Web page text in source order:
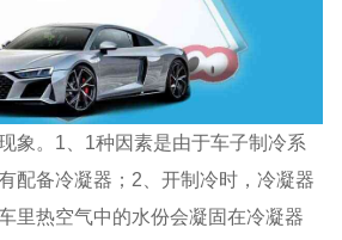
象。1、1种因素是由于车子制冷系
配备冷凝器；2、开制冷时，冷凝器
里热空气中的水份会凝固在冷凝器